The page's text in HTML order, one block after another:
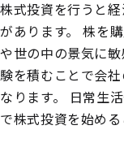
株式投資を行うと
があります。
株を
や世の中の景気に
験を積むことで会
なります。
日常生
で株式投資を始める